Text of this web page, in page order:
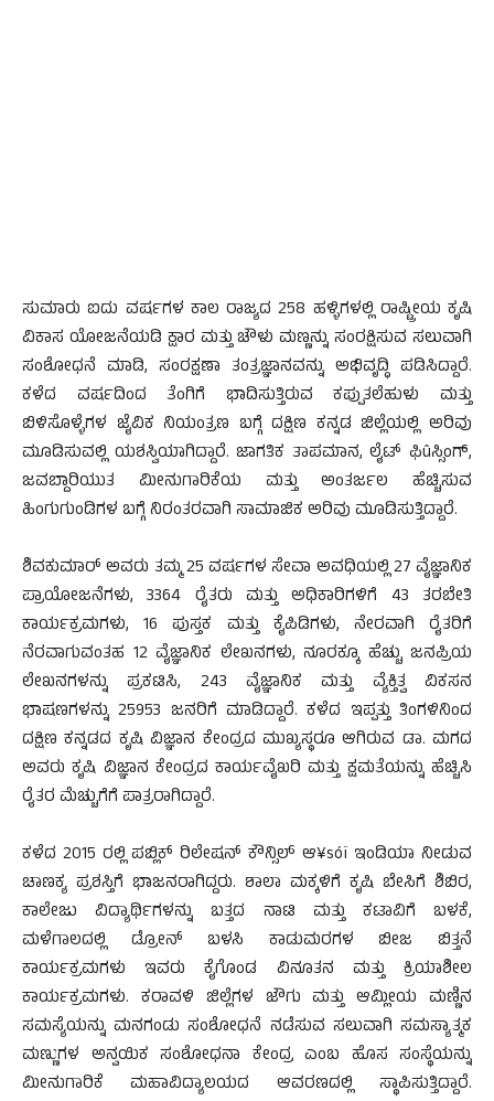
ಸುಮಾರು ಐದು ವರ್ಷಗಳ ಕಾಲ ರಾಜ್ಯದ 258 ಹಳ್ಳಿಗಳಲ್ಲಿ ರಾಷ್ಟ್ರೀಯ ಕೃಷಿ
ವಿಕಾಸ ಯೋಜನೆಯಡಿ ಕ್ಷಾರ ಮತ್ತು ಚೌಳು ಮಣ್ಣನ್ನು ಸಂರಕ್ಷಿಸುವ ಸಲುವಾಗಿ
ಸಂಶೋಧನೆ ಮಾಡಿ, ಸಂರಕ್ಷಣಾ ತಂತ್ರಜ್ಞಾನವನ್ನು ಅಭಿವೃದ್ಧಿ ಪಡಿಸಿದ್ದಾರೆ.
ಕಳೆದ ವರ್ಷದಿಂದ ತೆಂಗಿಗೆ ಭಾದಿಸುತ್ತಿರುವ ಕಪ್ಪುತಲೆಹುಳು ಮತ್ತು
ಬಿಳಿಸೊಳ್ಳೆಗಳ ಜೈವಿಕ ನಿಯಂತ್ರಣ ಬಗ್ಗೆ ದಕ್ಷಿಣ ಕನ್ನಡ ಜಿಲ್ಲೆಯಲ್ಲಿ ಅರಿವು
ಮೂಡಿಸುವಲ್ಲಿ ಯಶಸ್ವಿಯಾಗಿದ್ದಾರೆ. ಜಾಗತಿಕ ತಾಪಮಾನ, ಲೈಟ್ ಫಿûಸ್ಸಿಂಗ್,
ಜವಬ್ದಾರಿಯುತ ಮೀನುಗಾರಿಕೆಯ ಮತ್ತು ಅಂತರ್ಜಲ ಹೆಚ್ಚಿಸುವ
ಹಿಂಗುಗುಂಡಿಗಳ ಬಗ್ಗೆ ನಿರಂತರವಾಗಿ ಸಾಮಾಜಿಕ ಅರಿವು ಮೂಡಿಸುತ್ತಿದ್ದಾರೆ.
ಶಿವಕುಮಾರ್ ಅವರು ತಮ್ಮ 25 ವರ್ಷಗಳ ಸೇವಾ ಅವಧಿಯಲ್ಲಿ 27 ವೈಜ್ಞಾನಿಕ
ಪ್ರಾಯೋಜನೆಗಳು, 3364 ರೈತರು ಮತ್ತು ಅಧಿಕಾರಿಗಳಿಗೆ 43 ತರಬೇತಿ
ಕಾರ್ಯಕ್ರಮಗಳು, 16 ಪುಸ್ತಕ ಮತ್ತು ಕೈಪಿಡಿಗಳು, ನೇರವಾಗಿ ರೈತರಿಗೆ
ನೆರವಾಗುವಂತಹ 12 ವೈಜ್ಞಾನಿಕ ಲೇಖನಗಳು, ನೂರಕ್ಕೂ ಹೆಚ್ಚು ಜನಪ್ರಿಯ
ಲೇಖನಗಳನ್ನು ಪ್ರಕಟಿಸಿ, 243 ವೈಜ್ಞಾನಿಕ ಮತ್ತು ವ್ಯೆಕ್ತಿತ್ವ ವಿಕಸನ
ಭಾಷಣಗಳನ್ನು 25953 ಜನರಿಗೆ ಮಾಡಿದ್ದಾರೆ. ಕಳೆದ ಇಪ್ಪತ್ತು ತಿಂಗಳಿನಿಂದ
ದಕ್ಷಿಣ ಕನ್ನಡದ ಕೃಷಿ ವಿಜ್ಞಾನ ಕೇಂದ್ರದ ಮುಖ್ಯಸ್ಥರೂ ಆಗಿರುವ ಡಾ. ಮಗದ
ಅವರು ಕೃಷಿ ವಿಜ್ಞಾನ ಕೇಂದ್ರದ ಕಾರ್ಯವೈಖರಿ ಮತ್ತು ಕ್ಷಮತೆಯನ್ನು ಹೆಚ್ಚಿಸಿ
ರೈತರ ಮೆಚ್ಚುಗೆಗೆ ಪಾತ್ರರಾಗಿದ್ದಾರೆ.
ಕಳೆದ 2015 ರಲ್ಲಿ ಪಬ್ಲಿಕ್ ರಿಲೇಷನ್ ಕೌನ್ಸಿಲ್ ಆ¥sóï ಇಂಡಿಯಾ ನೀಡುವ
ಚಾಣಕ್ಯ ಪ್ರಶಸ್ತಿಗೆ ಭಾಜನರಾಗಿದ್ದರು. ಶಾಲಾ ಮಕ್ಕಳಿಗೆ ಕೃಷಿ ಬೇಸಿಗೆ ಶಿಬಿರ,
ಕಾಲೇಜು ವಿದ್ಯಾರ್ಥಿಗಳನ್ನು ಬತ್ತದ ನಾಟಿ ಮತ್ತು ಕಟಾವಿಗೆ ಬಳಕೆ,
ಮಳೆಗಾಲದಲ್ಲಿ ಡ್ರೋನ್ ಬಳಸಿ ಕಾಡುಮರಗಳ ಬೀಜ ಬಿತ್ತನೆ
ಕಾರ್ಯಕ್ರಮಗಳು ಇವರು ಕೈಗೊಂಡ ವಿನೂತನ ಮತ್ತು ಕ್ರಿಯಾಶೀಲ
ಕಾರ್ಯಕ್ರಮಗಳು. ಕರಾವಳಿ ಜಿಲ್ಲೆಗಳ ಜೌಗು ಮತ್ತು ಆಮ್ಲೀಯ ಮಣ್ಣಿನ
ಸಮಸ್ಯೆಯನ್ನು ಮನಗಂಡು ಸಂಶೋಧನೆ ನಡೆಸುವ ಸಲುವಾಗಿ ಸಮಸ್ಯಾತ್ಮಕ
ಮಣ್ಣುಗಳ ಅನ್ವಯಿಕ ಸಂಶೋಧನಾ ಕೇಂದ್ರ ಎಂಬ ಹೊಸ ಸಂಸ್ಥೆಯನ್ನು
ಮೀನುಗಾರಿಕೆ ಮಹಾವಿದ್ಯಾಲಯದ ಆವರಣದಲ್ಲಿ ಸ್ಥಾಪಿಸುತ್ತಿದ್ದಾರೆ.